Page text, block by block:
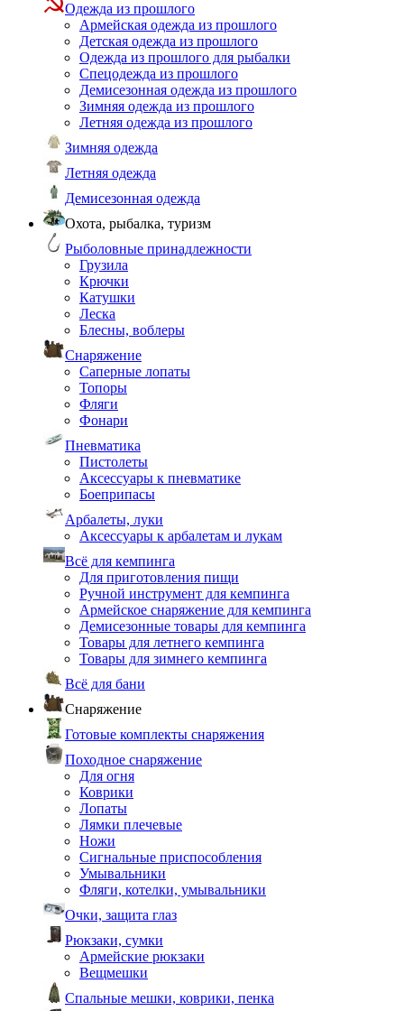
Одежда из прошлого
Армейская одежда из прошлого
Детская одежда из прошлого
Одежда из прошлого для рыбалки
Спецодежда из прошлого
Демисезонная одежда из прошлого
Зимняя одежда из прошлого
Летняя одежда из прошлого
Зимняя одежда
Летняя одежда
Демисезонная одежда
Охота, рыбалка, туризм
Рыболовные принадлежности
Грузила
Крючки
Катушки
Леска
Блесны, воблеры
Снаряжение
Саперные лопаты
Топоры
Фляги
Фонари
Пневматика
Пистолеты
Аксессуары к пневматике
Боеприпасы
Арбалеты, луки
Аксессуары к арбалетам и лукам
Всё для кемпинга
Для приготовления пищи
Ручной инструмент для кемпинга
Армейское снаряжение для кемпинга
Демисезонные товары для кемпинга
Товары для летнего кемпинга
Товары для зимнего кемпинга
Всё для бани
Снаряжение
Готовые комплекты снаряжения
Походное снаряжение
Для огня
Коврики
Лопаты
Лямки плечевые
Ножи
Сигнальные приспособления
Умывальники
Фляги, котелки, умывальники
Очки, защита глаз
Рюкзаки, сумки
Армейские рюкзаки
Вещмешки
Спальные мешки, коврики, пенка